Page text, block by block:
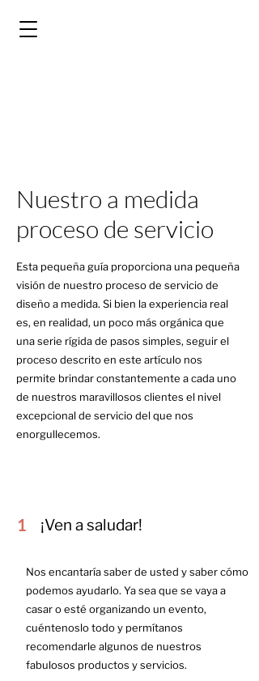
Nuestro a medida
proceso de servicio
Esta pequeña guía proporciona una pequeña
visión de nuestro proceso de servicio de
diseño a medida. Si bien la experiencia real
es, en realidad, un poco más orgánica que
una serie rígida de pasos simples, seguir el
proceso descrito en este artículo nos
permite brindar constantemente a cada uno
de nuestros maravillosos clientes el nivel
excepcional de servicio del que nos
enorgullecemos.
1 ¡Ven a saludar!
Nos encantaría saber de usted y saber cómo
podemos ayudarlo. Ya sea que se vaya a
casar o esté organizando un evento,
cuéntenoslo todo y permítanos
recomendarle algunos de nuestros
fabulosos productos y servicios.